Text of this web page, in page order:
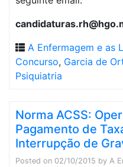
A Enfermagem e as
Concurso, Garcia de
Psiquiatria
Norma ACSS:
Pagamento de
Interrupção de
Posted on 02/10/2015 by A